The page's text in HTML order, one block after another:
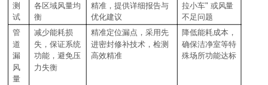
测
试
各区域风量均
衡
精准，提供详细报告与
优化建议
拉小车" 或风量
不足问题
管
道
漏
风
量
减少能耗损
失，保证系统
功能，避免压
力失衡
精准定位漏点，采用先
进密封修补技术，检测
高效精准
降低能耗成本，
确保洁净室等特
殊场所功能达标